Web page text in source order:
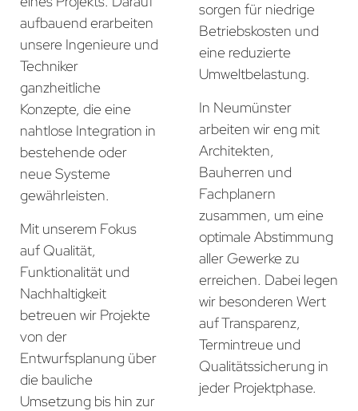
aufbauend erarbeiten
unsere Ingenieure und
Techniker
ganzheitliche
Konzepte, die eine
nahtlose Integration in
bestehende oder
neue Systeme
gewährleisten.
Mit unserem Fokus
auf Qualität,
Funktionalität und
Nachhaltigkeit
betreuen wir Projekte
von der
Entwurfsplanung über
die bauliche
Umsetzung bis hin zur
sorgen für niedrige
Betriebskosten und
eine reduzierte
Umweltbelastung.
In Neumünster
arbeiten wir eng mit
Architekten,
Bauherren und
Fachplanern
zusammen, um eine
optimale Abstimmung
aller Gewerke zu
erreichen. Dabei legen
wir besonderen Wert
auf Transparenz,
Termintreue und
Qualitätssicherung in
jeder Projektphase.